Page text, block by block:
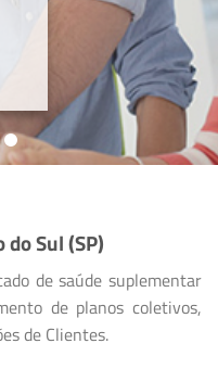
Sul (SP)
de saúde suplementar
de planos coletivos,
de Clientes.